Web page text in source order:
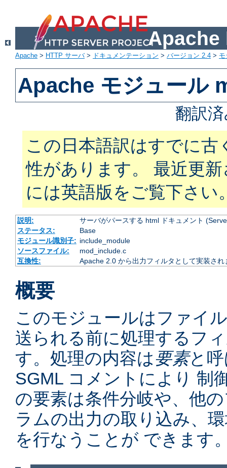
Apache
Apache > HTTP サーバ> ドキュメンテーション > バージョン 2.4 >
Apache モジュール
翻訳
この日本語訳はすでに古
性があります。 最近更
には英語版をご覧下さい
説明:
サーバがパースする html ドキュメント
ステータス:
Base
モジュール識別子: include_module
ソースファイル:
mod_include.c
互換性:
Apache 2.0 から出力フィルタとして実装され
概要
このモジュールはファイ
送られる前に処理するフ
す。処理の内容は要素と
SGML コメントにより 制
の要素は条件分岐や、他
ラムの出力の取り込み、
を行なうことが できます